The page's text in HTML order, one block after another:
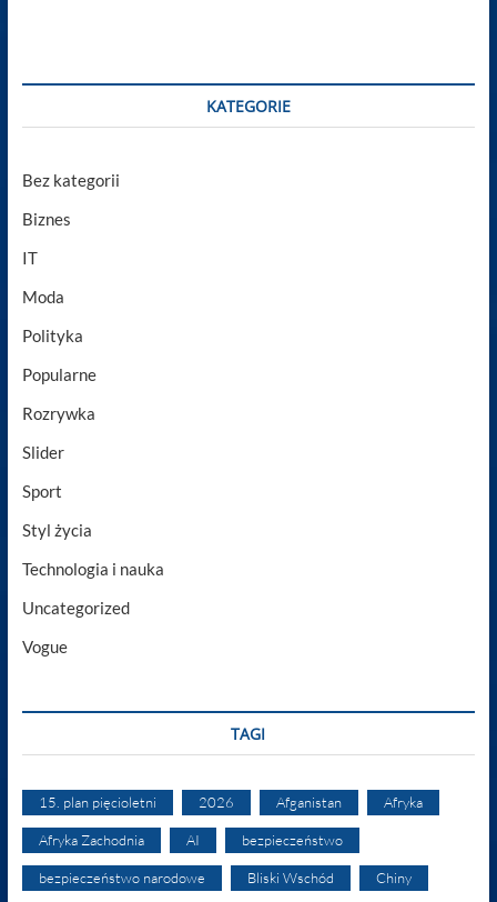
KATEGORIE
Bez kategorii
Biznes
IT
Moda
Polityka
Popularne
Rozrywka
Slider
Sport
Styl życia
Technologia i nauka
Uncategorized
Vogue
TAGI
15. plan pięcioletni 2026 Afganistan Afryka
Afryka Zachodnia AI bezpieczeństwo
bezpieczeństwo narodowe Bliski Wschód Chiny